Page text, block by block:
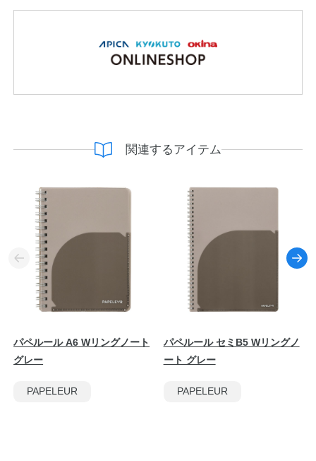
関連するアイテム
パペルール A6 Wリングノート
グレー
PAPELEUR
パペルール セミB5 Wリングノ
ート グレー
PAPELEUR